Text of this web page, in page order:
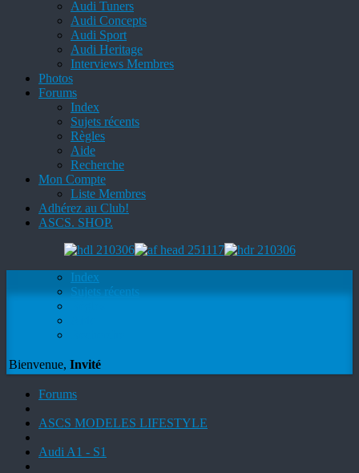
Audi Tuners
Audi Concepts
Audi Sport
Audi Heritage
Interviews Membres
Photos
Forums
Index
Sujets récents
Règles
Aide
Recherche
Mon Compte
Liste Membres
Adhérez au Club!
ASCS. SHOP.
Index
Sujets récents
Bienvenue, Invité
Forums
ASCS MODELES LIFESTYLE
Audi A1 - S1